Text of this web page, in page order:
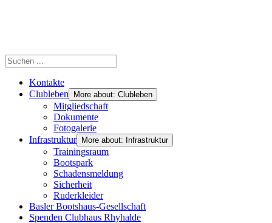
Kontakte
Clubleben
More about: Clubleben
Mitgliedschaft
Dokumente
Fotogalerie
Infrastruktur
More about: Infrastruktur
Trainingsraum
Bootspark
Schadensmeldung
Sicherheit
Ruderkleider
Basler Bootshaus-Gesellschaft
Spenden Clubhaus Rhyhalde